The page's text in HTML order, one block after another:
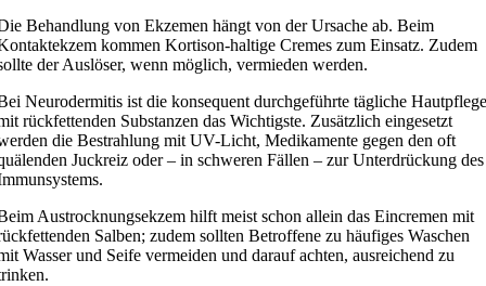
Behandlung von Ekzemen hängt von der Ursache ab. Beim
kommen Kortison-haltige Cremes zum Einsatz. Zudem
der Auslöser, wenn möglich, vermieden werden.
Neurodermitis ist die konsequent durchgeführte tägliche
rückfettenden Substanzen das Wichtigste. Zusätzlich eingesetzt
die Bestrahlung mit UV-Licht, Medikamente gegen den oft
Juckreiz oder – in schweren Fällen – zur Unterdrückung des
Austrocknungsekzem hilft meist schon allein das Eincremen mit
Salben; zudem sollten Betroffene zu häufiges Waschen
Wasser und Seife vermeiden und darauf achten, ausreichend zu